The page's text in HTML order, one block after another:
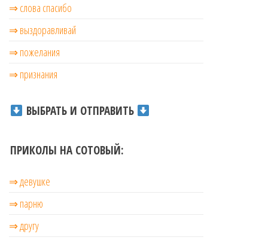
⇒ слова спасибо
⇒ выздоравливай
⇒ пожелания
⇒ признания
ВЫБРАТЬ И ОТПРАВИТЬ
ПРИКОЛЫ НА СОТОВЫЙ:
⇒ девушке
⇒ парню
⇒ другу